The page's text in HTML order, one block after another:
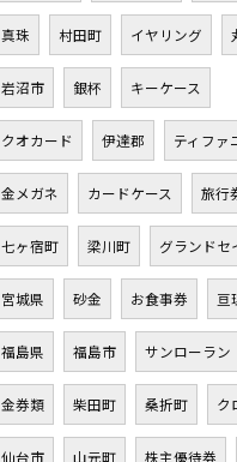
真珠 村田町 イヤリング
岩沼市 銀杯 キーケース
クオカード 伊達郡 ティファ
金メガネ カードケース 旅行
七ヶ宿町 梁川町 グランドセ
宮城県 砂金 お食事券 亘
福島県 福島市 サンローラン
金券類 柴田町 桑折町 ク
仙台市 山元町 株主優待券